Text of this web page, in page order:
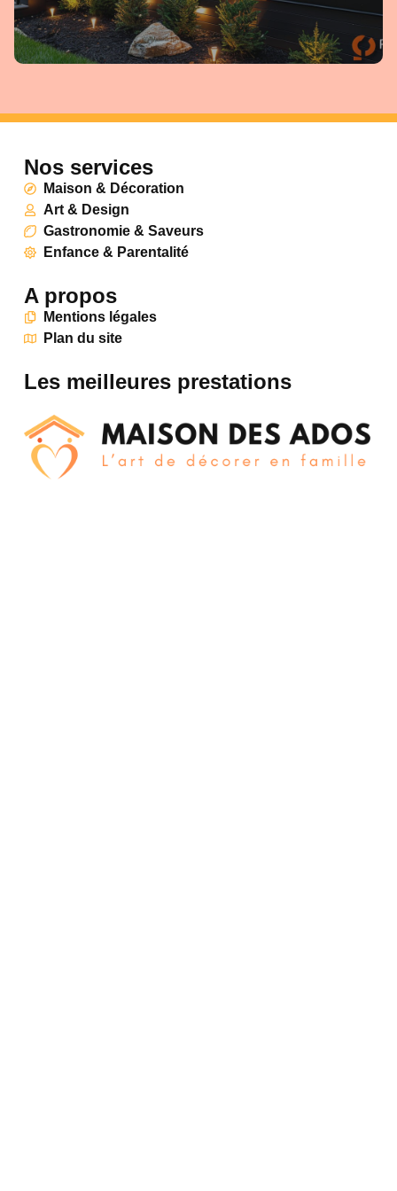
Nos services
Maison & Décoration
Art & Design
Gastronomie & Saveurs
Enfance & Parentalité
A propos
Mentions légales
Plan du site
Les meilleures prestations